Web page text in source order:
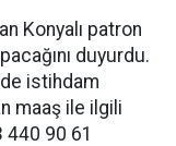
Konyalı patron
duyurdu.
istihdam
maaş ile ilgili
440 90 61